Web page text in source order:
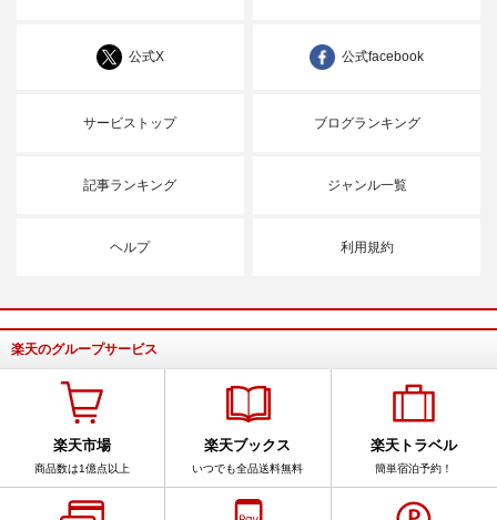
公式X 公式facebook
サービストップ ブログランキング
記事ランキング ジャンル一覧
ヘルプ 利用規約
楽天のグループサービス
楽天市場
商品数は1億点以上
楽天ブックス
いつでも全品送料無料
楽天トラベル
簡単宿泊予約！